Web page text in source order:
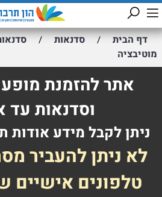
דף הבית / סדנאות /
מוטיבציה
אתר להזמנת
וסדנאות עד
ניתן לקבל מידע אודות
לא ניתן להעביר
טלפונים אישיים